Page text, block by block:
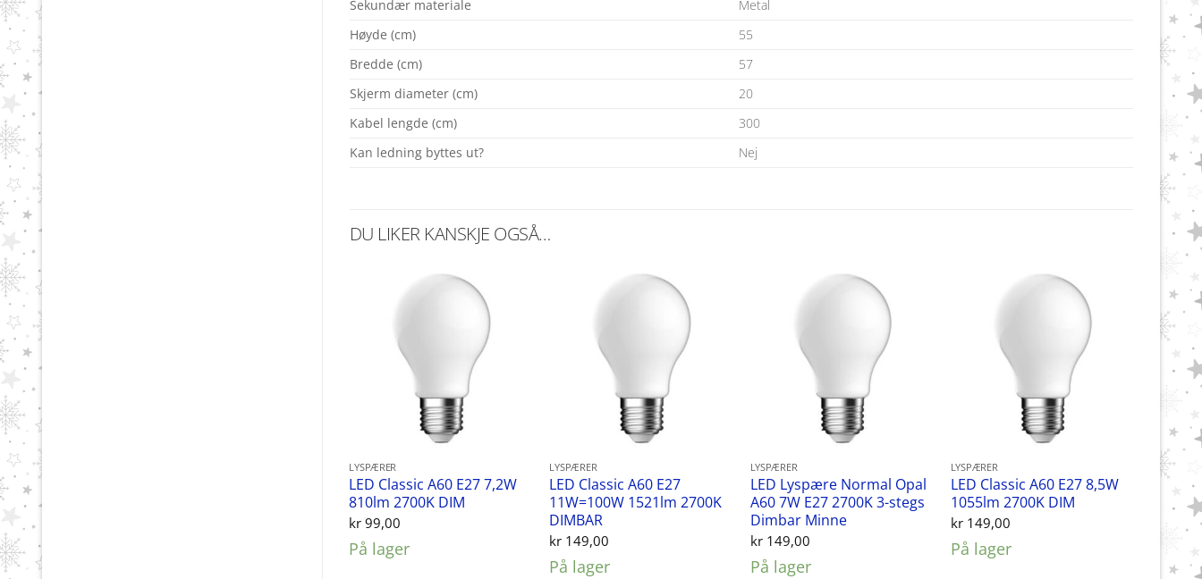
Sekundær materiale
Metal
Høyde (cm)
55
Bredde (cm)
57
Skjerm diameter (cm)
20
Kabel lengde (cm)
300
Kan ledning byttes ut?
Nej
DU LIKER KANSKJE OGSÅ…
LYSPÆRER
LED Classic A60 E27 7,2W
810lm 2700K DIM
kr 99,00
På lager
LYSPÆRER
LED Classic A60 E27
11W=100W 1521lm 2700K
DIMBAR
kr 149,00
På lager
LYSPÆRER
LED Lyspære Normal Opal
A60 7W E27 2700K 3-stegs
Dimbar Minne
kr149,00
På lager
LYSPÆRER
LED Classic A60 E27 8,5W
1055lm 2700K DIM
kr149,00
På lager